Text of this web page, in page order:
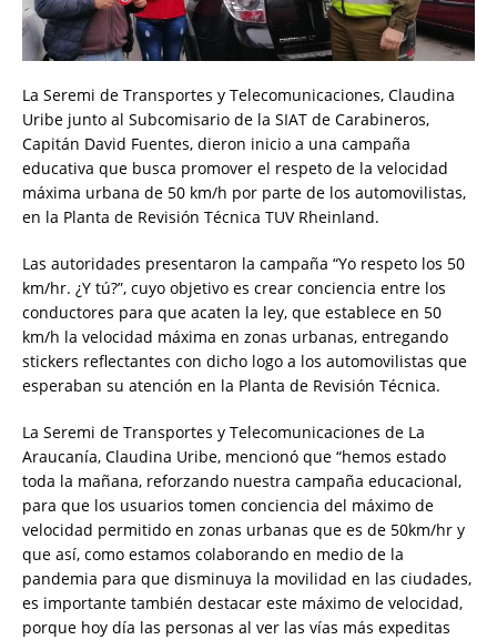
La Seremi de Transportes y Telecomunicaciones, Claudina
Uribe junto al Subcomisario de la SIAT de Carabineros,
Capitán David Fuentes, dieron inicio a una campaña
educativa que busca promover el respeto de la velocidad
máxima urbana de 50 km/h por parte de los automovilistas,
en la Planta de Revisión Técnica TUV Rheinland.
Las autoridades presentaron la campaña “Yo respeto los 50
km/hr. ¿Y tú?”, cuyo objetivo es crear conciencia entre los
conductores para que acaten la ley, que establece en 50
km/h la velocidad máxima en zonas urbanas, entregando
stickers reflectantes con dicho logo a los automovilistas que
esperaban su atención en la Planta de Revisión Técnica.
La Seremi de Transportes y Telecomunicaciones de La
Araucanía, Claudina Uribe, mencionó que “hemos estado
toda la mañana, reforzando nuestra campaña educacional,
para que los usuarios tomen conciencia del máximo de
velocidad permitido en zonas urbanas que es de 50km/hr y
que así, como estamos colaborando en medio de la
pandemia para que disminuya la movilidad en las ciudades,
es importante también destacar este máximo de velocidad,
porque hoy día las personas al ver las vías más expeditas